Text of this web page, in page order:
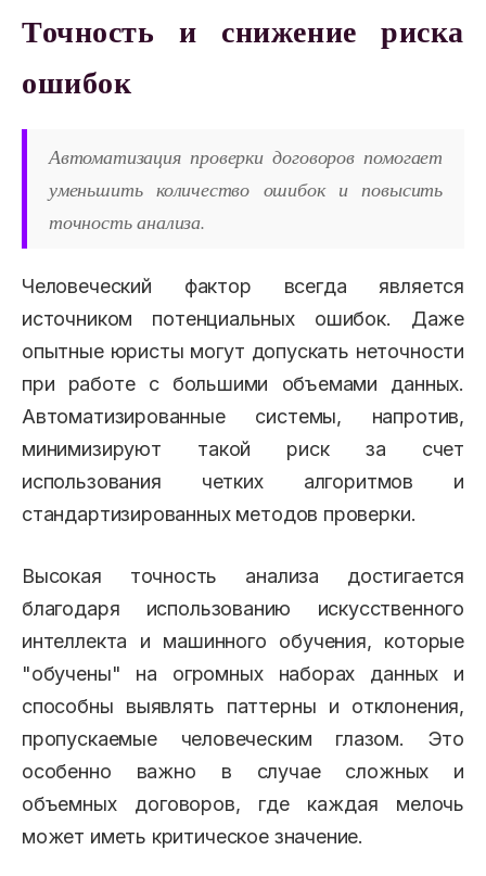
Точность и снижение риска
ошибок
Автоматизация проверки договоров помогает
уменьшить количество ошибок и повысить
точность анализа.
Человеческий фактор всегда является
источником потенциальных ошибок. Даже
опытные юристы могут допускать неточности
при работе с большими объемами данных.
Автоматизированные системы, напротив,
минимизируют такой риск за счет
использования четких алгоритмов и
стандартизированных методов проверки.
Высокая точность анализа достигается
благодаря использованию искусственного
интеллекта и машинного обучения, которые
"обучены" на огромных наборах данных и
способны выявлять паттерны и отклонения,
пропускаемые человеческим глазом. Это
особенно важно в случае сложных и
объемных договоров, где каждая мелочь
может иметь критическое значение.